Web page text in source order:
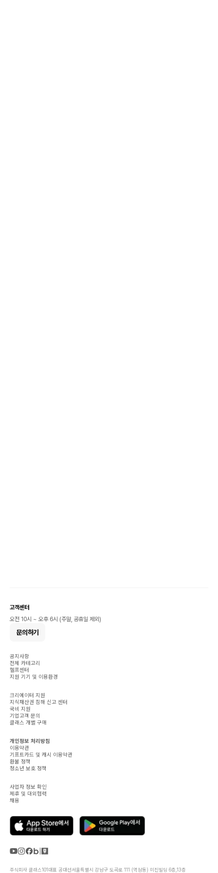
고객센터
오전 10시 ~ 오후 6시 (주말, 공휴일 제외)
문의하기
공지사항
전체 카테고리
헬프센터
지원 기기 및 이용환경
크리에이터 지원
지식재산권 침해 신고 센터
국비 지원
기업고객 문의
클래스 개별 구매
개인정보 처리방침
이용약관
기프트카드 및 캐시 이용약관
환불 정책
청소년 보호 정책
사업자 정보 확인
제휴 및 대외협력
채용
주식회사 클래스101대표 공대선서울특별시 강남구 도곡로 111 (역삼동) 미진빌딩 6층,13층